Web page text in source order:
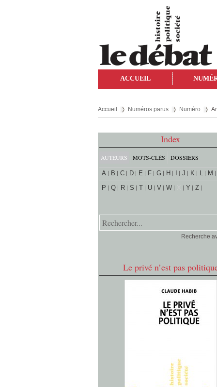
ACCUEIL
Accueil Numéros parus Numéro
Index
AUTEURS MOTS-CLÉS DOSSIERS
A B C D E F G H J K L M
P
Q R S T U V W Y Z
Recherche
Le privé n’est pas